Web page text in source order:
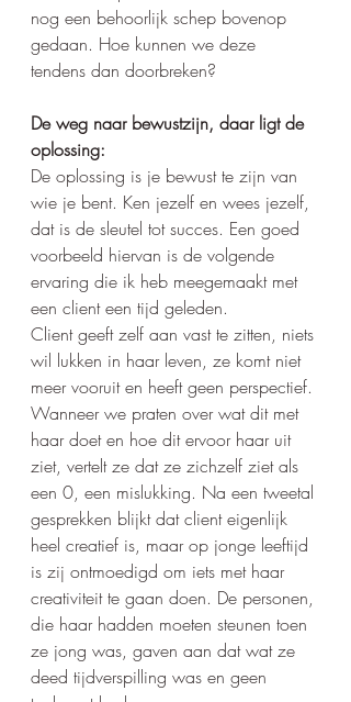
nog een behoorlijk schep bovenop
gedaan. Hoe kunnen we deze
tendens dan doorbreken?
De weg naar bewustzijn, daar ligt de
oplossing:
De oplossing is je bewust te zijn van
wie je bent. Ken jezelf en wees jezelf,
dat is de sleutel tot succes. Een goed
voorbeeld hiervan is de volgende
ervaring die ik heb meegemaakt met
een client een tijd geleden.
Client geeft zelf aan vast te zitten, niets
wil lukken in haar leven, ze komt niet
meer vooruit en heeft geen perspectief.
Wanneer we praten over wat dit met
haar doet en hoe dit ervoor haar uit
ziet, vertelt ze dat ze zichzelf ziet als
een 0, een mislukking. Na een tweetal
gesprekken blijkt dat client eigenlijk
heel creatief is, maar op jonge leeftijd
is zij ontmoedigd om iets met haar
creativiteit te gaan doen. De personen,
die haar hadden moeten steunen toen
ze jong was, gaven aan dat wat ze
deed tijdverspilling was en geen